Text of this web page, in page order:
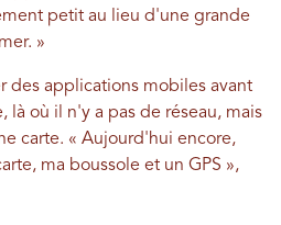
petit au lieu d'une grande
»
des applications mobiles avant
là où il n'y a pas de réseau, mais
carte. « Aujourd'hui encore,
ma boussole et un GPS »,